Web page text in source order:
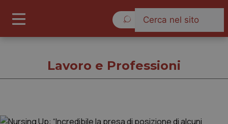
Lavoro e Professioni